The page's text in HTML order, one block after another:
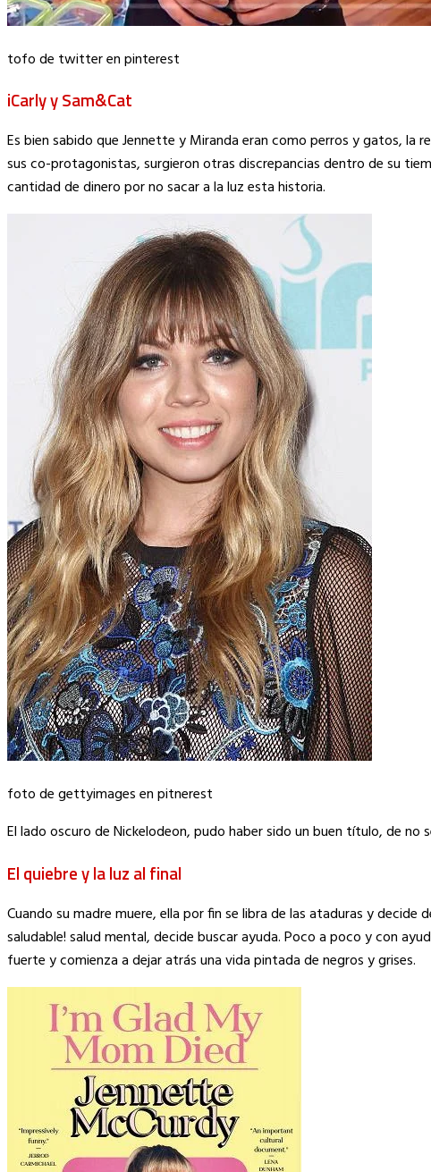
tofo de twitter en pinterest
iCarly y Sam&Cat
Es bien sabido que Jennette y Miranda eran como perros y gatos, la
sus co-protagonistas, surgieron otras discrepancias dentro de su
cantidad de dinero por no sacar a la luz esta historia.
foto de gettyimages en pitnerest
El lado oscuro de Nickelodeon, pudo haber sido un buen título, de
El quiebre y la luz al final
Cuando su madre muere, ella por fin se libra de las ataduras y
saludable! salud mental, decide buscar ayuda. Poco a poco y con
fuerte y comienza a dejar atrás una vida pintada de negros y grises.